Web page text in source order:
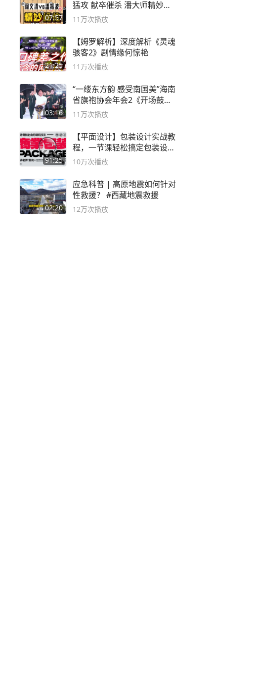
07:57
猛攻 献卒催杀 潘大师精妙入
局
11万次播放
21:25
【姆罗解析】深度解析《灵魂
骇客2》剧情缘何惊艳
11万次播放
03:16
“一缕东方韵 感受南国美”海南
省旗袍协会年会2《开场鼓》
二团
11万次播放
91:25
【平面设计】包装设计实战教
程，一节课轻松搞定包装设计
流程！
10万次播放
02:20
应急科普 | 高原地震如何针对
性救援？ #西藏地震救援
12万次播放